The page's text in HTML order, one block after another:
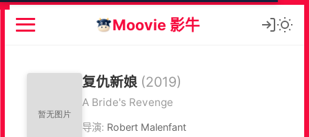
Moovie 影牛
复仇新娘 (2019)
A Bride's Revenge
导演: Robert Malenfant